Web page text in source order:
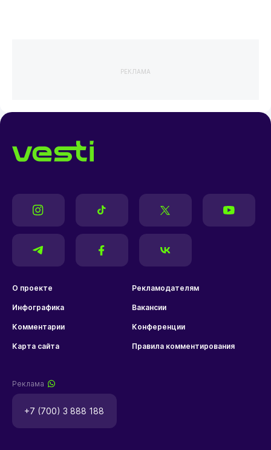
РЕКЛАМА
О проекте Рекламодателям
Инфографика Вакансии
Комментарии Конференции
Карта сайта Правила комментирования
Реклама
+7 (700) 3 888 188